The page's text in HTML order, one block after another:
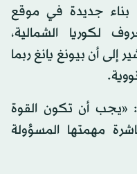
جديدة في موقع
لكوريا الشمالية،
منذ 2018، ما يشير إلى أن بيونغ يانغ ربما
«يجب أن تكون القوة
مهمتها المسؤولة